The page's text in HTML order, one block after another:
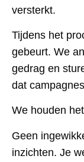
versterkt.
Tijdens het
gebeurt. We
gedrag en
dat
We houden
Geen
inzichten. Je